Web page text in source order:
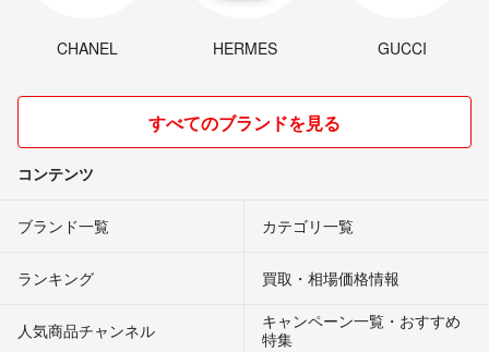
CHANEL HERMES GUCCI
すべてのブランドを見る
コンテンツ
ブランド一覧 カテゴリ一覧
ランキング 買取・相場価格情報
人気商品チャンネル
キャンペーン一覧・おすすめ
特集